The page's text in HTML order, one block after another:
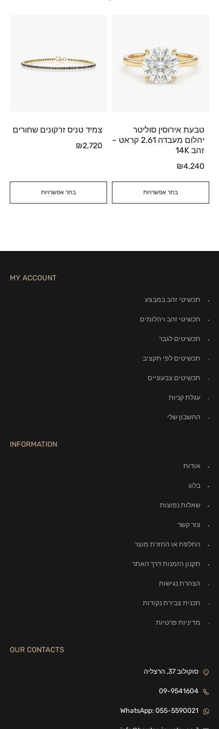
בחר אפשרויות
טבעת אירוסין סוליטר
יהלום מעבדה 2.61 קראט –
זהב 14K
₪4,240
בחר אפשרויות
צמיד טניס זרקונים שחורים
₪2,720
MY ACCOUNT
תכשיטי זהב במבצע
תכשיטי זהב ויהלומים
תכשיטים לגבר
תכשיטים לפי תקציב
תכשיטים צבעוניים
עגלת קניות
החשבון שלי
INFORMATION
אודות
בלוג
שאלות נפוצות
צור קשר
החלפת או החזרת מוצר
תקנון הזמנות דרך האתר
הצהרת נגישות
תכנית צבירת נקודות
מדיניות פרטיות
OUR CONTACTS
סוקולוב 37, הרצליה
09-9541604
WhatsApp: 055-5590021